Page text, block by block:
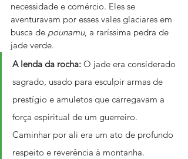
necessidade e comércio. Eles se
aventuravam por esses vales glaciares em
busca de pounamu, a raríssima pedra de
jade verde.
A lenda da rocha: O jade era considerado
sagrado, usado para esculpir armas de
prestígio e amuletos que carregavam a
força espiritual de um guerreiro.
Caminhar por ali era um ato de profundo
respeito e reverência à montanha.